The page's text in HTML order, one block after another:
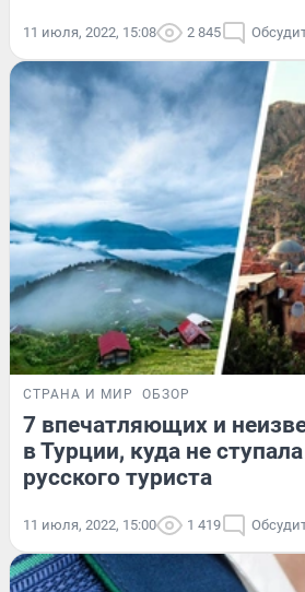
11 июля, 2022, 15:08 2 845
СТРАНА И МИР ОБЗОР
7 впечатляющих и
в Турции, куда не
русского туриста
11 июля, 2022, 15:00 1 419